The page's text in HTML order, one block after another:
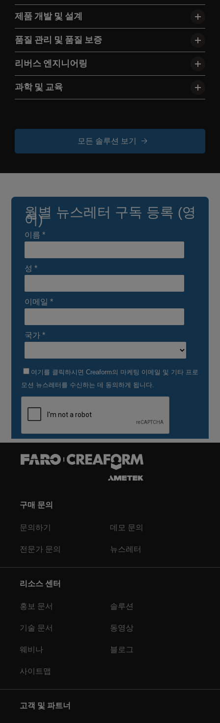
제품 개발 및 설계
품질 관리 및 품질 보증
리버스 엔지니어링
과학 및 교육
모든 솔루션 보기
구매 문의
문의하기 데모 문의
전문가 문의 뉴스레터
리소스 센터
홍보 문서 솔루션
기술 문서 동영상
웨비나 블로그
사이트맵
고객 및 파트너